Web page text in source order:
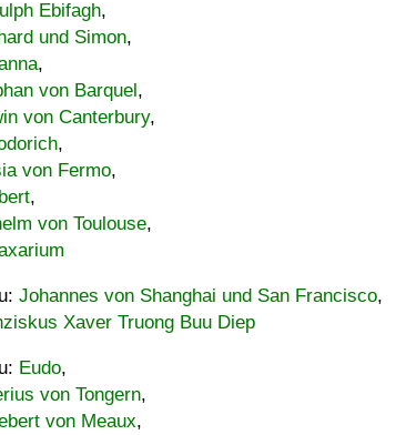
Ebifagh,
und Simon,
,
von Barquel,
von Canterbury,
,
von Fermo,
,
von Toulouse,
Johannes von Shanghai und San Francisco,
Xaver Truong Buu Diep
Eudo,
von Tongern,
von Meaux,